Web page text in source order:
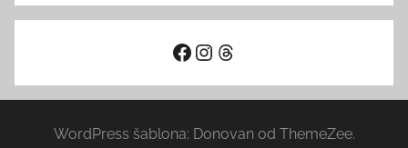
Facebook
Instagram
Threads
WordPress šablona: Donovan od ThemeZee.